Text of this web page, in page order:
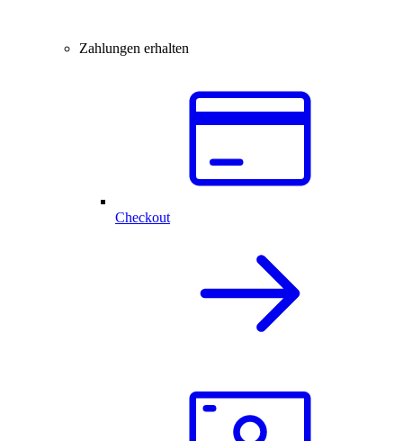
Zahlungen erhalten
Checkout